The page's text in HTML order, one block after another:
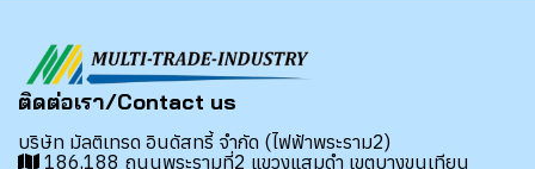
ติดต่อเรา/Contact us
บริษัท มัลติเทรด อินดัสทรี้ จำกัด (ไฟฟ้าพระราม2)
186,188 ถนนพระรามที่2 แขวงแสมดำ เขตบางขุนเทียน